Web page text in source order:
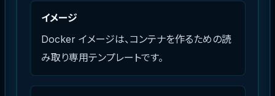
イメージ
Docker イメージは、コンテナを作るための読
み取り専用テンプレートです。